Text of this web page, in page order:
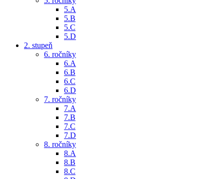
5.A
5.B
5.C
5.D
2. stupeň
6. ročníky
6.A
6.B
6.C
6.D
7. ročníky
7.A
7.B
7.C
7.D
8. ročníky
8.A
8.B
8.C